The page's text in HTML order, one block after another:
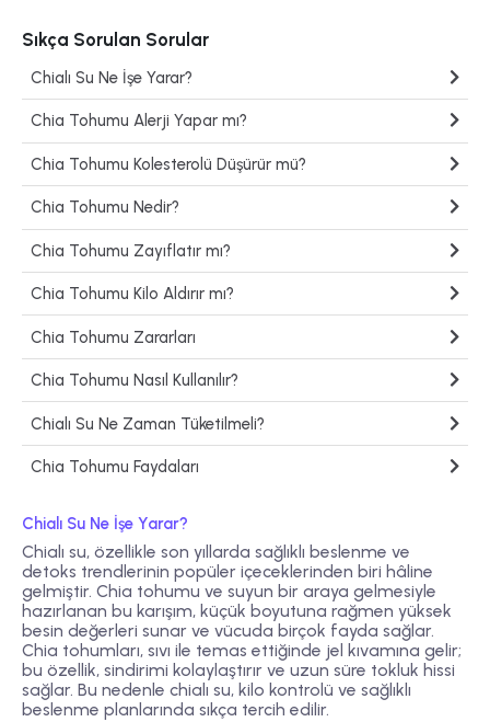
Sıkça Sorulan Sorular
Chialı Su Ne İşe Yarar?
Chia Tohumu Alerji Yapar mı?
Chia Tohumu Kolesterolü Düşürür mü?
Chia Tohumu Nedir?
Chia Tohumu Zayıflatır mı?
Chia Tohumu Kilo Aldırır mı?
Chia Tohumu Zararları
Chia Tohumu Nasıl Kullanılır?
Chialı Su Ne Zaman Tüketilmeli?
Chia Tohumu Faydaları
Chialı Su Ne İşe Yarar?
Chialı su, özellikle son yıllarda sağlıklı beslenme ve
detoks trendlerinin popüler içeceklerinden biri hâline
gelmiştir. Chia tohumu ve suyun bir araya gelmesiyle
hazırlanan bu karışım, küçük boyutuna rağmen yüksek
besin değerleri sunar ve vücuda birçok fayda sağlar.
Chia tohumları, sıvı ile temas ettiğinde jel kıvamına gelir;
bu özellik, sindirimi kolaylaştırır ve uzun süre tokluk hissi
sağlar. Bu nedenle chialı su, kilo kontrolü ve sağlıklı
beslenme planlarında sıkça tercih edilir.